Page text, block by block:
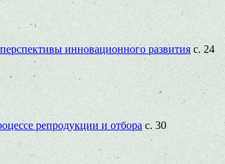
инновационного развития с. 24
репродукции и отборас. 30